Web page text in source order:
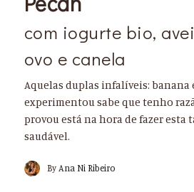
com iogurte bio,
ovo e canela
Aquelas duplas infalíveis: banana
experimentou sabe que tenho
provou está na hora de fazer esta
saudável.
By Ana Ni Ribeiro